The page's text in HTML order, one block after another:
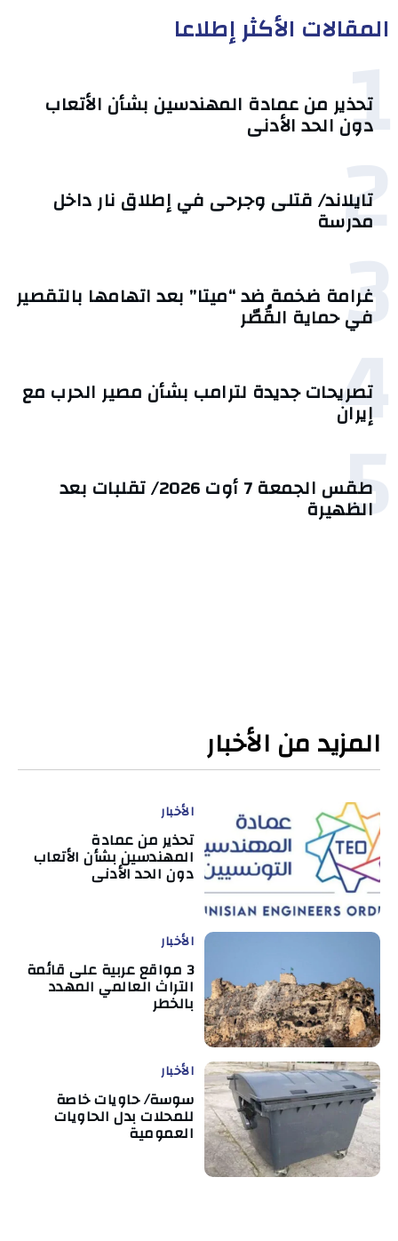
المقالات الأكثر إطلاعا
1
تحذير من عمادة المهندسين بشأن الأتعاب
دون الحد الأدنى
2
تايلاند/ قتلى وجرحى في إطلاق نار داخل
مدرسة
3
غرامة ضخمة ضد “ميتا” بعد اتهامها بالتقصير
في حماية القُصّر
4
تصريحات جديدة لترامب بشأن مصير الحرب مع
إيران
5 طقس الجمعة 7 أوت 2026/ تقلبات بعد
الظهيرة
المزيد من الأخبار
الأخبار
تحذير من عمادة
المهندسين بشأن الأتعاب
دون الحد الأدنى
الأخبار
3 مواقع عربية على قائمة
التراث العالمي المهدد
بالخطر
الأخبار
سوسة/ حاويات خاصة
للمحلات بدل الحاويات
العمومية